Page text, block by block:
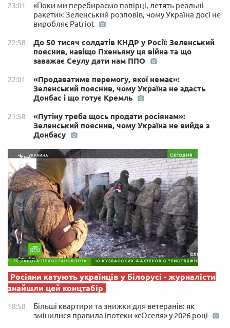
23:01
«Поки ми перебираємо папірці, летять реальні
ракети»: Зеленський розповів, чому Україна досі не
виробляє Patriot
22:58
До 50 тисяч солдатів КНДР у Росії: Зеленський
пояснив, навіщо Пхеньяну ця війна та що
заважає Сеулу дати нам ППО
22:01
«Продаватиме перемогу, якої немає»:
Зеленський пояснив, чому Україна не здасть
Донбас і що готує Кремль
21:58
«Путіну треба щось продати росіянам»:
Зеленський пояснив, чому Україна не вийде з
Донбасу
Росіяни катують українців у Білорусі - журналісти
знайшли цей концтабір
18:58
Більші квартири та знижки для ветеранів: як
змінилися правила іпотеки «єОселя» у 2026 році